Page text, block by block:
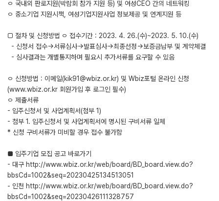
ㅇ 국내외 판로지원(박람회 참가 지원 등) 및 여성CEO 간의 네트워킹
ㅇ 중소기업 지원시책, 여성기업지원사업 정보제공 및 연계지원 등
□ 절차 및 신청방법 ㅇ 접수기간 : 2023. 4. 26.(수)~2023. 5. 10.(수)
- 신청서 접수→서류심사→발표심사→최종선정→보증금납부 및 계약체결
- 심사결과는 개별통지하며 필요시 추가서류를 요구할 수 있음
ㅇ 신청방법 : 이메일(kik91@wbiz.or.kr) 및 Wbiz포털 온라인 신청
(www.wbiz.or.kr 회원가입 후 로그인 필수)
ㅇ 제출서류
- 입주신청서 및 사업계획서(첨부 1)
- 첨부 1. 입주신청서 및 사업계획서에 명시된 구비서류 일체
* 신청 구비서류가 미비할 경우 접수 불가함
■ 입주기업 모집 공고 바로가기
- 대구 http://www.wbiz.or.kr/web/board/BD_board.view.do?
bbsCd=1002&seq=20230425134513051
- 인천 http://www.wbiz.or.kr/web/board/BD_board.view.do?
bbsCd=1002&seq=20230426111328757